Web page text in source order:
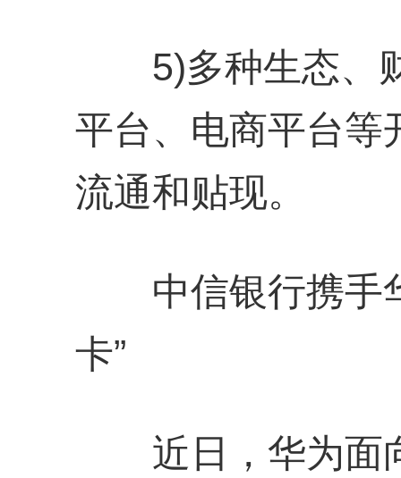
5)多种生态、财
平台、电商平台等
流通和贴现。
中信银行携手华
卡”
近日，华为面